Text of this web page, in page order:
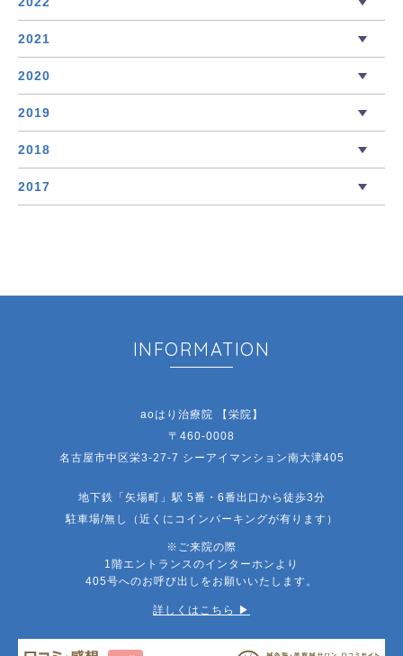
2021
2020
2019
2018
2017
INFORMATION
aoはり治療院 【栄院】
〒460-0008
名古屋市中区栄3-27-7 シーアイマンション南大津405
地下鉄「矢場町」駅 5番・6番出口から徒歩3分
駐車場/無し（近くにコインパーキングが有ります）
※ご来院の際
1階エントランスのインターホンより
405号へのお呼び出しをお願いいたします。
詳しくはこちら ▶︎